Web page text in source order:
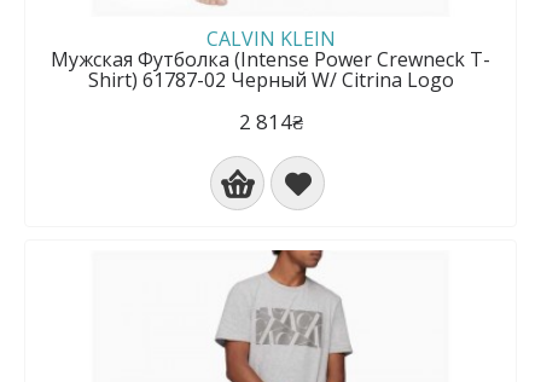
CALVIN KLEIN
Мужская Футболка (Intense Power Crewneck T-
Shirt) 61787-02 Черный W/ Citrina Logo
2 814₴